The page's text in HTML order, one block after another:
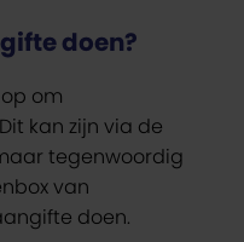
doen?
om
kan zijn via de
tegenwoordig
van
doen.